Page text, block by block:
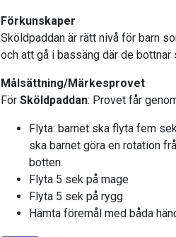
Förkunskaper
Sköldpaddan är rätt nivå för barn
och att gå i bassäng där de bottnar
Målsättning/Märkesprovet
För Sköldpaddan: Provet får
Flyta: barnet ska flyta fem
ska barnet göra en rotation
botten.
Flyta 5 sek på mage
Flyta 5 sek på rygg
Hämta föremål med båda